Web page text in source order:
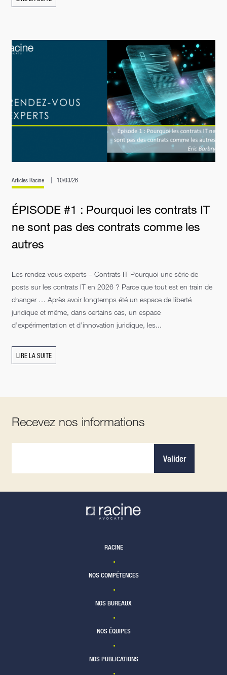
Articles Racine 10/03/26
ÉPISODE #1 : Pourquoi les contrats IT
ne sont pas des contrats comme les
autres
Les rendez-vous experts – Contrats IT Pourquoi une série de
posts sur les contrats IT en 2026 ? Parce que tout est en train de
changer … Après avoir longtemps été un espace de liberté
juridique et même, dans certains cas, un espace
d’expérimentation et d’innovation juridique, les...
LIRE LA SUITE
Recevez nos informations
Valider
RACINE
NOS COMPÉTENCES
NOS BUREAUX
NOS ÉQUIPES
NOS PUBLICATIONS